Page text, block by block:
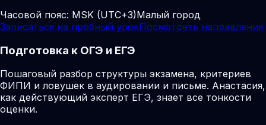
Часовой пояс: MSK (UTC+3)Малый город
Записаться на пробный урокПосмотреть направления
Подготовка к ОГЭ и ЕГЭ
Пошаговый разбор структуры экзамена, критериев
ФИПИ и ловушек в аудировании и письме. Анастасия,
как действующий эксперт ЕГЭ, знает все тонкости
оценки.